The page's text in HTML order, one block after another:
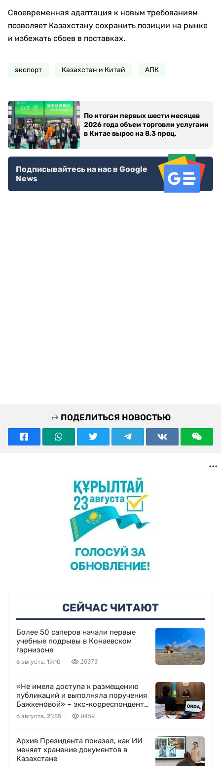
Своевременная адаптация к новым требованиям
позволяет Казахстану сохранить позиции на рынке
и избежать сбоев в поставках.
экспорт Казахстан и Китай АПК
По итогам первых шести месяцев
2026 года объем торговли услугами
в Китае вырос на 8,3 проц.
Подписывайтесь на нас в Google
News
ПОДЕЛИТЬСЯ НОВОСТЬЮ
СЕЙЧАС ЧИТАЮТ
Более 50 саперов начали первые
учебные подрывы в Конаевском
гарнизоне
6 августа, 19:10 10373
«Не имела доступа к размещению
публикаций и выполняла поручения
Бажкеновой» – экс-корреспондент
Orda.kz Дуйсенова
6 августа, 21:55 8459
Архив Президента показал, как ИИ
меняет хранение документов в
Казахстане